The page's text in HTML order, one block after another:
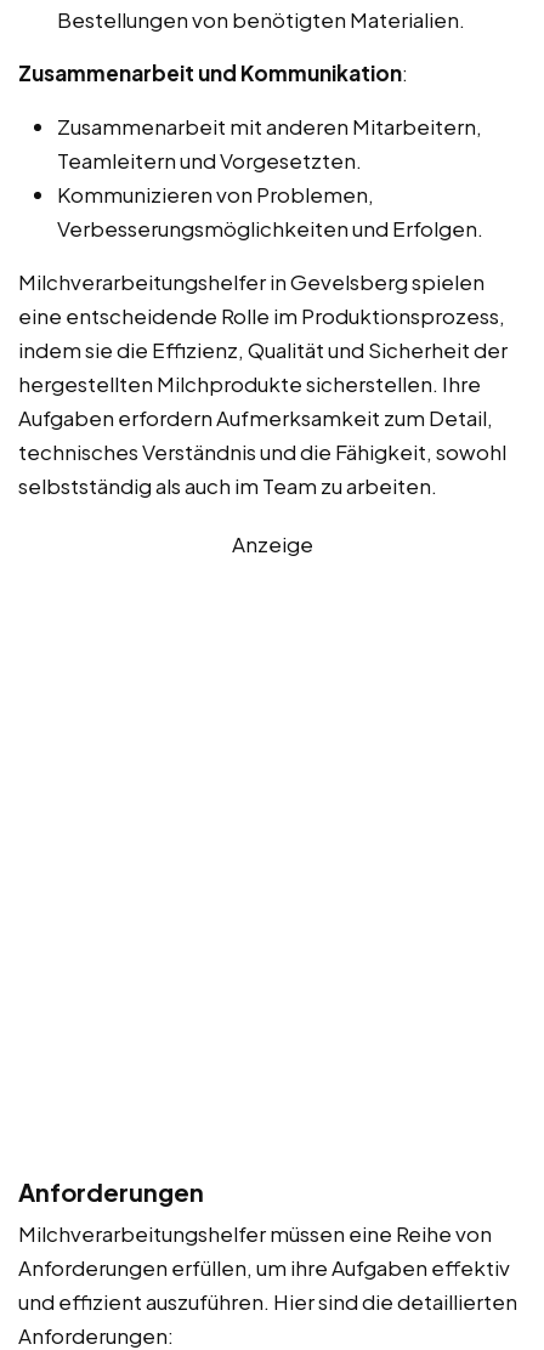
Bestellungen von benötigten Materialien.
Zusammenarbeit und Kommunikation:
Zusammenarbeit mit anderen Mitarbeitern,
Teamleitern und Vorgesetzten.
Kommunizieren von Problemen,
Verbesserungsmöglichkeiten und Erfolgen.
Milchverarbeitungshelfer in Gevelsberg spielen
eine entscheidende Rolle im Produktionsprozess,
indem sie die Effizienz, Qualität und Sicherheit der
hergestellten Milchprodukte sicherstellen. Ihre
Aufgaben erfordern Aufmerksamkeit zum Detail,
technisches Verständnis und die Fähigkeit, sowohl
selbstständig als auch im Team zu arbeiten.
Anzeige
Anforderungen
Milchverarbeitungshelfer müssen eine Reihe von
Anforderungen erfüllen, um ihre Aufgaben effektiv
und effizient auszuführen. Hier sind die detaillierten
Anforderungen: